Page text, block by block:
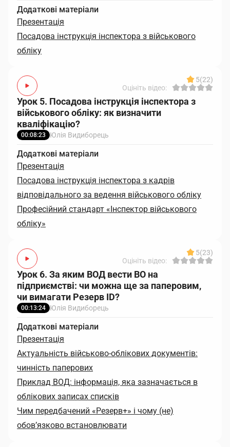
Додаткові матеріали
Презентація
Посадова інструкція інспектора з військового
обліку
5(22)
Оцініть відео:
Урок 5. Посадова інструкція інспектора з
військового обліку: як визначити
кваліфікацію?
00:08:23 Юлія Видиборець
Додаткові матеріали
Презентація
Посадова інструкція інспектора з кадрів
відповідального за ведення військового обліку
Професійний стандарт «Інспектор військового
обліку»
5(23)
Оцініть відео:
Урок 6. За яким ВОД вести ВО на
підприємстві: чи можна ще за паперовим,
чи вимагати Резерв ID?
00:13:24 Юлія Видиборець
Додаткові матеріали
Презентація
Актуальність військово-облікових документів:
чинність паперових
Приклад ВОД: інформація, яка зазначається в
облікових записах списків
Чим передбачений «Резерв+» і чому (не)
обов’язково встановлювати